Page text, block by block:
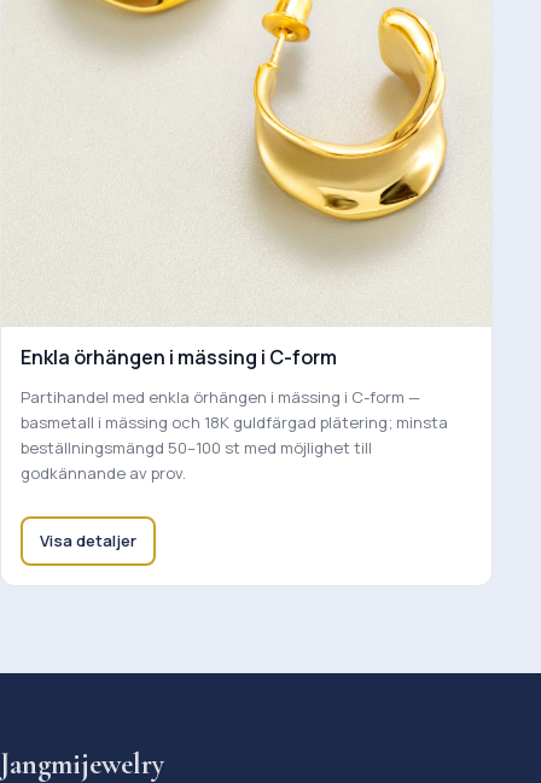
Enkla örhängen i mässing i C-form
Partihandel med enkla örhängen i mässing i C-form —
basmetall i mässing och 18K guldfärgad plätering; minsta
beställningsmängd 50–100 st med möjlighet till
godkännande av prov.
Visa detaljer
Jangmijewelry